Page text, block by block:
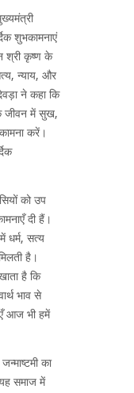
शुभकामनाएं
श्री कृष्ण के
न्याय, और
ने कहा कि
जीवन में सुख,
करें।
को उप
दी हैं।
धर्म, सत्य
है।
है कि
भाव से
आज भी हमें
का
समाज में